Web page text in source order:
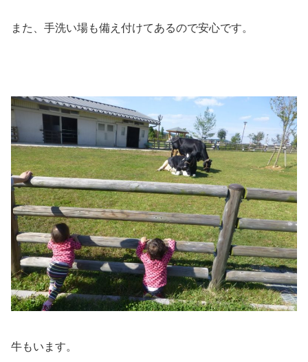
また、手洗い場も備え付けてあるので安心です。
牛もいます。